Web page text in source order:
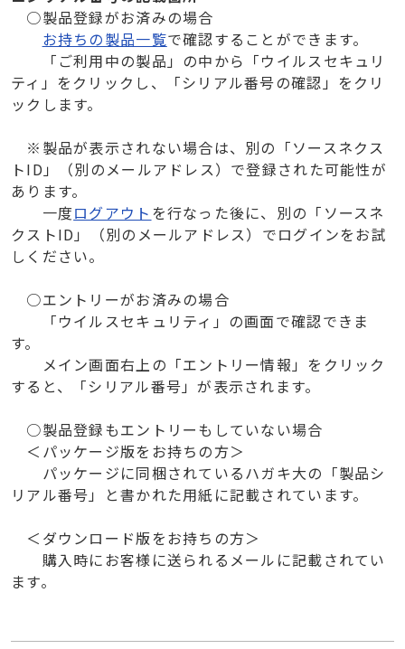
○製品登録がお済みの場合
お持ちの製品一覧で確認することができます。
「ご利用中の製品」の中から「ウイルスセキュリ
ティ」をクリックし、「シリアル番号の確認」をクリ
ックします。
※製品が表示されない場合は、別の「ソースネクス
トID」（別のメールアドレス）で登録された可能性が
あります。
一度ログアウト を行なった後に、別の「ソースネ
クストID」（別のメールアドレス）でログインをお試
しください。
○エントリーがお済みの場合
「ウイルスセキュリティ」の画面で確認できま
す。
メイン画面右上の「エントリー情報」をクリック
すると、「シリアル番号」が表示されます。
○製品登録もエントリーもしていない場合
＜パッケージ版をお持ちの方＞
パッケージに同梱されているハガキ大の「製品シ
リアル番号」と書かれた用紙に記載されています。
＜ダウンロード版をお持ちの方＞
購入時にお客様に送られるメールに記載されてい
ます。